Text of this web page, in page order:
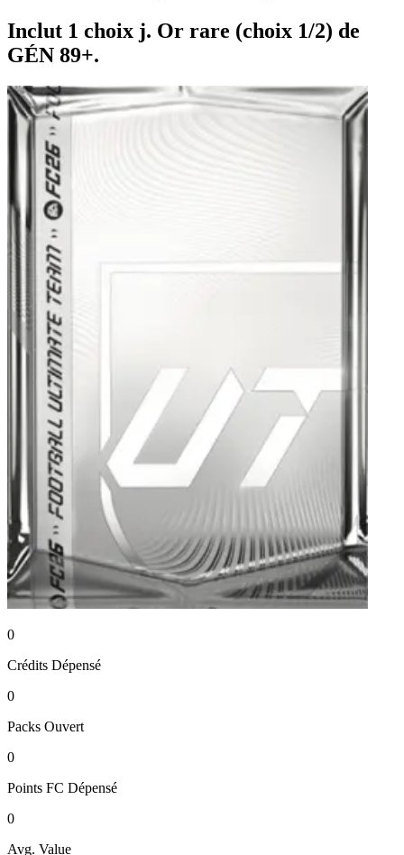
Inclut 1 choix j. Or rare (choix 1/2) de
GÉN 89+.
0
Crédits Dépensé
0
Packs Ouvert
0
Points FC Dépensé
0
Avg. Value